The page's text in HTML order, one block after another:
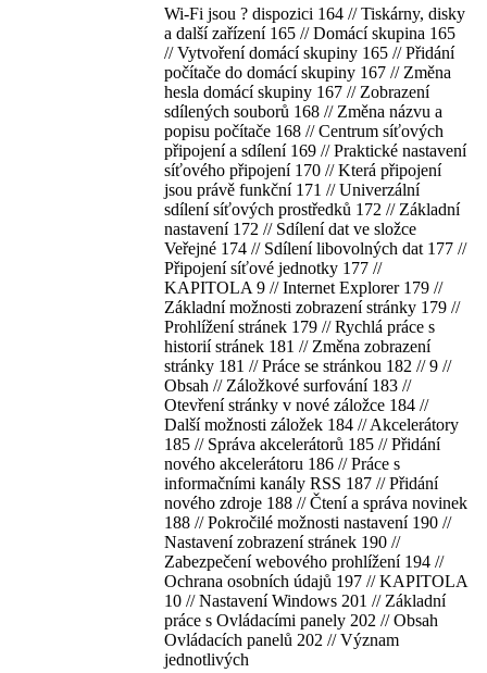
Wi-Fi jsou ? dispozici 164 // Tiskárny, disky
a další zařízení 165 // Domácí skupina 165
// Vytvoření domácí skupiny 165 // Přidání
počítače do domácí skupiny 167 // Změna
hesla domácí skupiny 167 // Zobrazení
sdílených souborů 168 // Změna názvu a
popisu počítače 168 // Centrum síťových
připojení a sdílení 169 // Praktické nastavení
síťového připojení 170 // Která připojení
jsou právě funkční 171 // Univerzální
sdílení síťových prostředků 172 // Základní
nastavení 172 // Sdílení dat ve složce
Veřejné 174 // Sdílení libovolných dat 177 //
Připojení síťové jednotky 177 //
KAPITOLA 9 // Internet Explorer 179 //
Základní možnosti zobrazení stránky 179 //
Prohlížení stránek 179 // Rychlá práce s
historií stránek 181 // Změna zobrazení
stránky 181 // Práce se stránkou 182 // 9 //
Obsah // Záložkové surfování 183 //
Otevření stránky v nové záložce 184 //
Další možnosti záložek 184 // Akcelerátory
185 // Správa akcelerátorů 185 // Přidání
nového akcelerátoru 186 // Práce s
informačními kanály RSS 187 // Přidání
nového zdroje 188 // Čtení a správa novinek
188 // Pokročilé možnosti nastavení 190 //
Nastavení zobrazení stránek 190 //
Zabezpečení webového prohlížení 194 //
Ochrana osobních údajů 197 // KAPITOLA
10 // Nastavení Windows 201 // Základní
práce s Ovládacími panely 202 // Obsah
Ovládacích panelů 202 // Význam
jednotlivých